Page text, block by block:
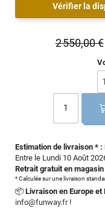
Vérifier la
Estimation de livraison *
Entre le Lundi 10 Août
Retrait gratuit en magasin
* Calculée sur une livraison
📦 Livraison en Europe et
info@funway.fr!
2 550,00 €